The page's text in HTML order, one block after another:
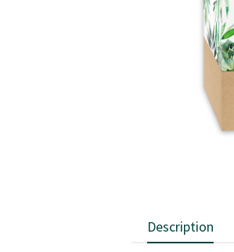
Description